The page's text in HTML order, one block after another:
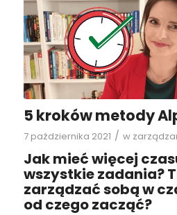
5 kroków metody
7 października 2021 / w
Jak mieć więcej
wszystkie zadania?
zarządzać sobą w
od czego zacząć?